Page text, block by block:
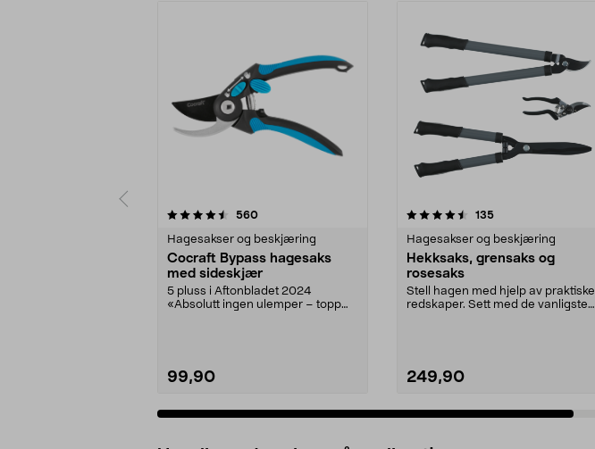
560anmeldelser
Hagesakser og beskjæring
Cocraft Bypass hagesaks
med sideskjær
5 pluss i Aftonbladet 2024
«Absolutt ingen ulemper – topp
99,90
4.5 av 5 stjerner 135anmeldelser
Hagesakser og beskjæring
Hekksaks, grensaks og
rosesaks
Stell hagen med hjelp av praktiske
redskaper. Sett med de vanligste
249,90
5.0 av 5 stjerner